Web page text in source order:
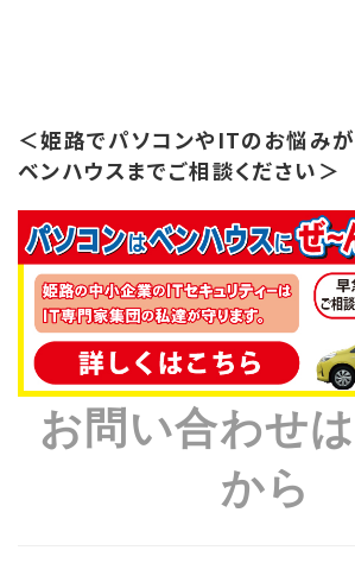
＜姫路でパソコンやITのお悩み
ベンハウスまでご相談ください＞
お問い合わせ
から